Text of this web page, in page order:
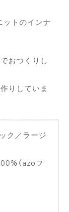
トのインナ
おつくりし
りしていま
ク／ラージ
（azoフ